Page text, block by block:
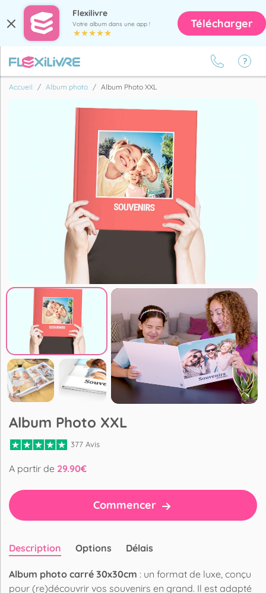
Flexilivre
Votre album dans une app ! Télécharger
Accueil Album photo Album Photo XXL
Album Photo XXL
377 Avis
A partir de 29.90€
Commencer
Description Options Délais
Album photo carré 30x30cm : un format de luxe, conçu
pour (re)découvrir vos souvenirs en grand. Il est adapté